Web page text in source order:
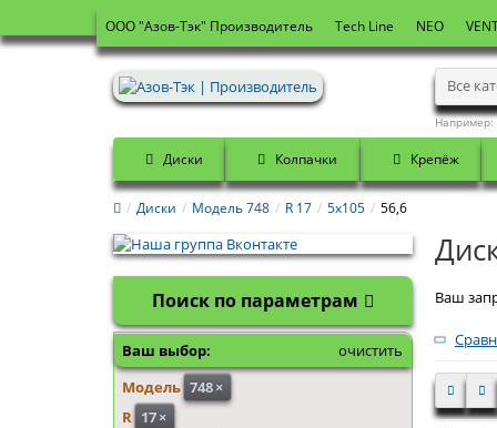
OOO "Азов-Тэк" Производитель Tech Line NEO
Все
Например:
Диски Колпачки Крепёж
Диски Модель 748 R 17 5x105 56,6
Поиск по параметрам
Ваш выбор:
очистить
Модель 748×
R 17×
Ваш